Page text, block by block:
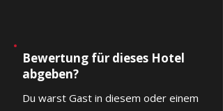
Bewertung für dieses Hotel
abgeben?
Du warst Gast in diesem oder einem